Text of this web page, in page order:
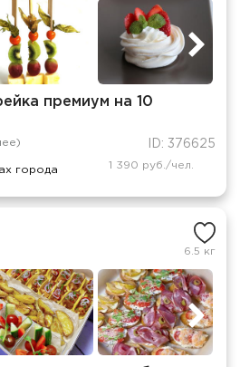
премиум на 10
ID: 376625
города 1 390 руб./чел.
6.5 кг